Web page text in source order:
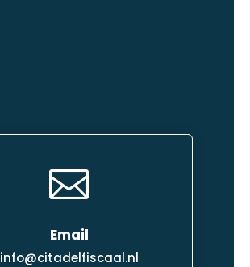

Email
info@citadelfiscaal.nl